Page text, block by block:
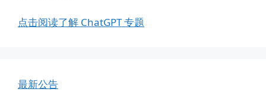
点击阅读了解 ChatGPT 专题
最新公告